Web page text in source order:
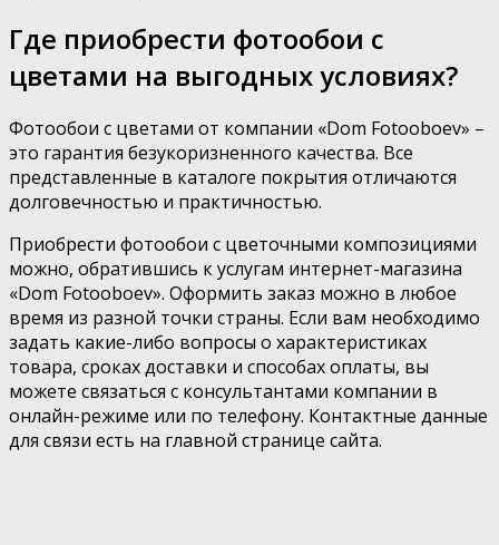
Где приобрести фотообои с
цветами на выгодных условиях?
Фотообои с цветами от компании «Dom Fotooboev» –
это гарантия безукоризненного качества. Все
представленные в каталоге покрытия отличаются
долговечностью и практичностью.
Приобрести фотообои с цветочными композициями
можно, обратившись к услугам интернет-магазина
«Dom Fotooboev». Оформить заказ можно в любое
время из разной точки страны. Если вам необходимо
задать какие-либо вопросы о характеристиках
товара, сроках доставки и способах оплаты, вы
можете связаться с консультантами компании в
онлайн-режиме или по телефону. Контактные данные
для связи есть на главной странице сайта.